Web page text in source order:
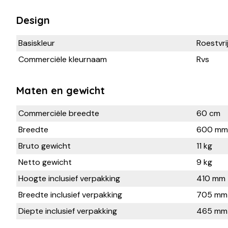
Design
Basiskleur
Commerciële kleurnaam
Rvs
Maten en gewicht
Commerciële breedte
60 cm
Breedte
600 mm
Bruto gewicht
11 kg
Netto gewicht
9 kg
Hoogte inclusief verpakking
410 mm
Breedte inclusief verpakking
705 mm
Diepte inclusief verpakking
465 mm